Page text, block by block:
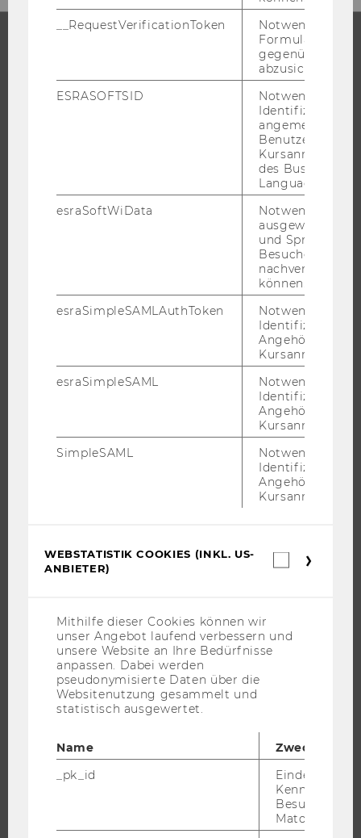
WARUM WU?
EXECUTIVE EDUCATION
BEWERBUNG UND ZULASSUNG
INTERNATIONALE UND INCOMING EXCHANGE STUDIERENDE
ANGEBOTE FÜR SCHULEN UND STUDIENINTERESSIERTE
STUDENT CLUBS
FORSCHUNG
FORSCHENDE
IMPACT DER FORSCHUNG
UNIVERSITÄT
ORGANISATION
WIRTSCHAFT UND GESELLSCHAFT
CAMPUS
WU FOUNDATION
__RequestVerificationToken
Notwendig, um
gegenüber
abzusichern.
ESRASOFTSID
Notwendig zur
Identifizierung
angemeldeten
Benutzers im
des Business
Language
esraSoftWiData
Notwendig um
ausgewählte
und
Besuchers
nachverfolgen
können.
esraSimpleSAMLAuthToken
Notwendig zur
Identifizierung
Angehörige/r für
Kursanmeldung.
esraSimpleSAML
Notwendig zur
Identifizierung
Angehörige/r für
Kursanmeldung.
SimpleSAML
Notwendig zur
Identifizierung
Angehörige/r für
Kursanmeldung.
WEBSTATISTIK COOKIES (INKL. US-
ANBIETER)
Mithilfe dieser Cookies können wir
unser Angebot laufend verbessern und
unsere Website an Ihre Bedürfnisse
anpassen. Dabei werden
pseudonymisierte Daten über die
Websitenutzung gesammelt und
statistisch ausgewertet.
Name
Zweck
_pk_id
Eindeutige
Besuchers
Matomo.